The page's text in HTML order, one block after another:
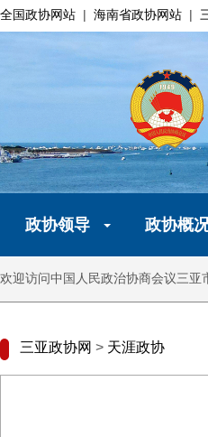
全国政协网站 | 海南省政协网站 |
政协领导 政协概
欢迎访问中国人民政治协商会议三亚
三亚政协网 > 天涯政协